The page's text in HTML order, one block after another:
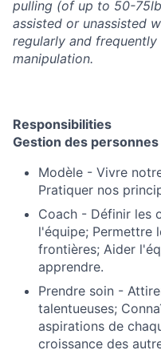
pulling (of up to 50-
assisted or unassisted
regularly and
manipulation.
Responsibilities
Gestion des personnes
Modèle - Vivre
Pratiquer nos
Coach - Définir les
l'équipe; Permettre
frontières; Aider
apprendre.
Prendre soin -
talentueuses;
aspirations de
croissance des